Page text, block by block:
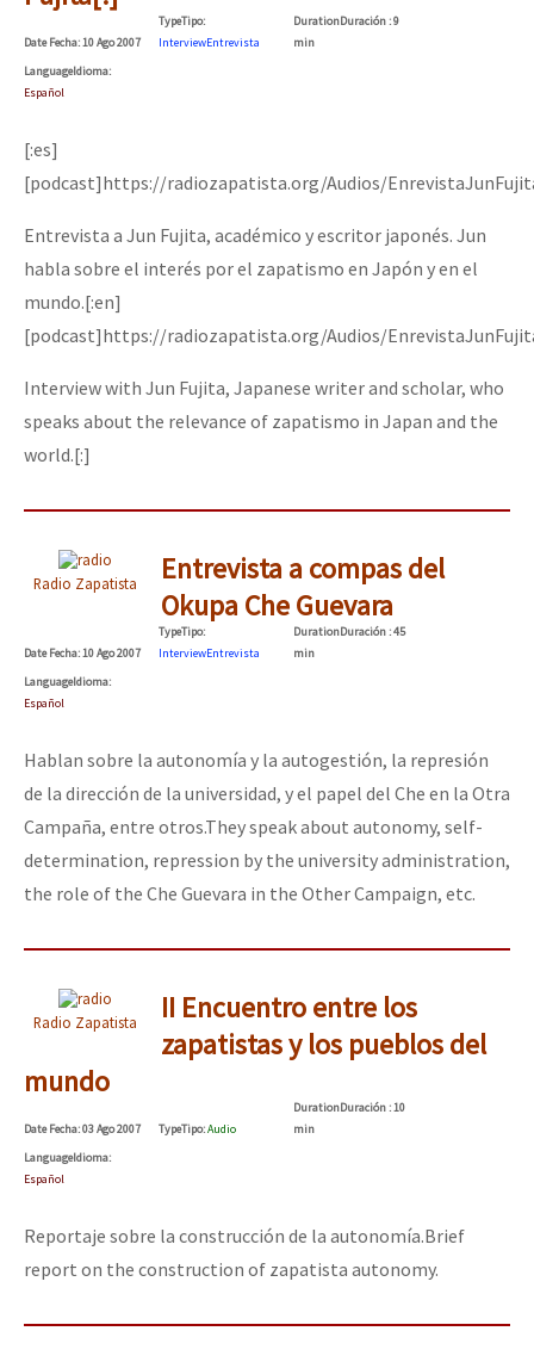
Mundo
EZLN
AutonomÍa y Resistencia
Megaproyectos
Migración
Mujeres
Niñxs
ETIQUETAS
Audio
Fotorreportaje
Otras secciones
Semillero Guerra contra la Humanidad. (Las poblaciones y
Libros para descargar
Medios Libres
COVID-19
Dia 1: Encontro “Guerra contra a Humanidade”
[CDMX – 20 julio] Jornadas globales por la libertad de Jesús
“Sonhando a Terra do Bem Virá” se publica no Estado Espanhol
Se o México sabe, que o mundo saiba! Nossas lutas pela
DateFecha: 10 Ago 2007
TypeTipo:
InterviewEntrevista
DurationDuración: 9
min
LanguageIdioma:
Español
[:es]
[podcast]https://radiozapatista.org/Audios/
Entrevista a Jun Fujita, académico y escritor japonés. Jun
habla sobre el interés por el zapatismo en Japón y en el
mundo.[:en]
[podcast]https://radiozapatista.org/Audios/
Interview with Jun Fujita, Japanese writer and scholar, who
speaks about the relevance of zapatismo in Japan and the
world.[:]
Radio Zapatista
Entrevista a compas del
Okupa Che Guevara
DateFecha: 10 Ago 2007
TypeTipo:
InterviewEntrevista
DurationDuración: 45
min
LanguageIdioma:
Español
Hablan sobre la autonomía y la autogestión, la represión
de la dirección de la universidad, y el papel del Che en la Otra
Campaña, entre otros.They speak about autonomy, self-
determination, repression by the university administration,
the role of the Che Guevara in the Other Campaign, etc.
Radio Zapatista
II Encuentro entre los
zapatistas y los pueblos del
mundo
DateFecha: 03 Ago 2007 TypeTipo:Audio
DurationDuración: 10
min
LanguageIdioma:
Español
Reportaje sobre la construcción de la autonomía.Brief
report on the construction of zapatista autonomy.